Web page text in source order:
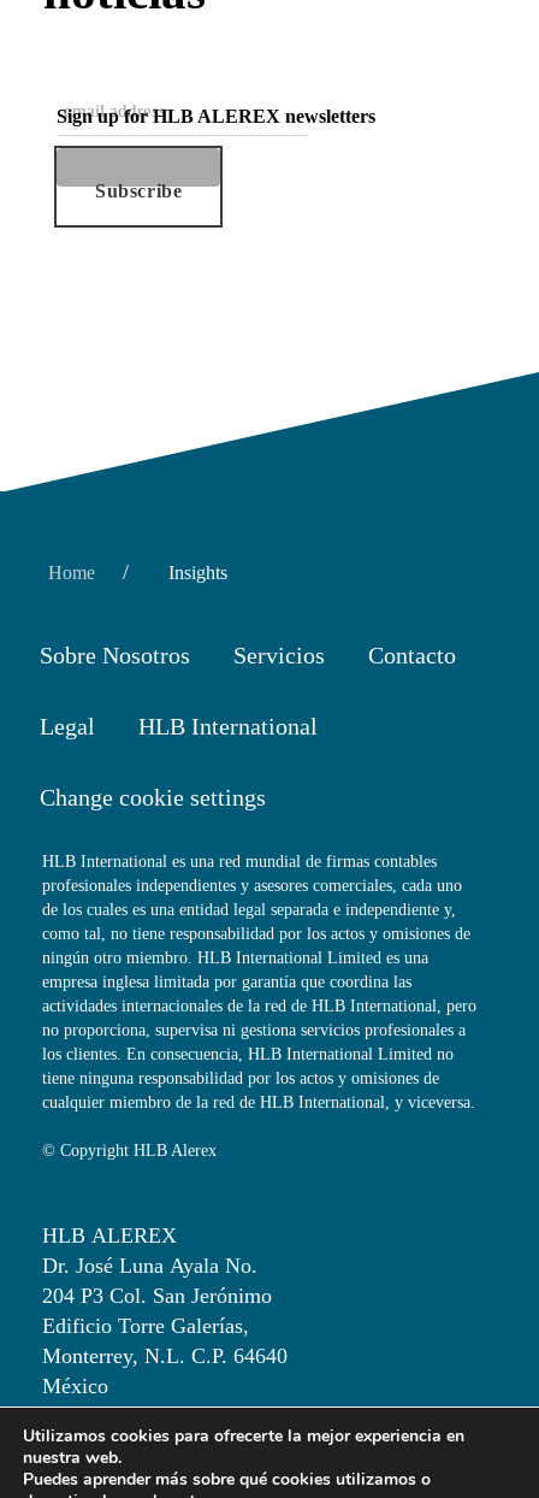
Sign up for HLB ALEREX newsletters
Subscribe
Home / Insights
Sobre Nosotros Servicios Contacto
Legal HLB International
Change cookie settings
HLB International es una red mundial de firmas contables
profesionales independientes y asesores comerciales, cada uno
de los cuales es una entidad legal separada e independiente y,
como tal, no tiene responsabilidad por los actos y omisiones de
ningún otro miembro. HLB International Limited es una
empresa inglesa limitada por garantía que coordina las
actividades internacionales de la red de HLB International, pero
no proporciona, supervisa ni gestiona servicios profesionales a
los clientes. En consecuencia, HLB International Limited no
tiene ninguna responsabilidad por los actos y omisiones de
cualquier miembro de la red de HLB International, y viceversa.
© Copyright HLB Alerex
HLB ALEREX
Dr. José Luna Ayala No.
204 P3 Col. San Jerónimo
Edificio Torre Galerías,
Monterrey, N.L. C.P. 64640
México
T: +52 81 50 00 82 30
Utilizamos cookies para ofrecerte la mejor experiencia en
nuestra web.
Puedes aprender más sobre qué cookies utilizamos o